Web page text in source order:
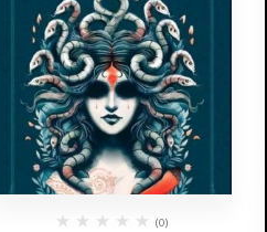
(0)